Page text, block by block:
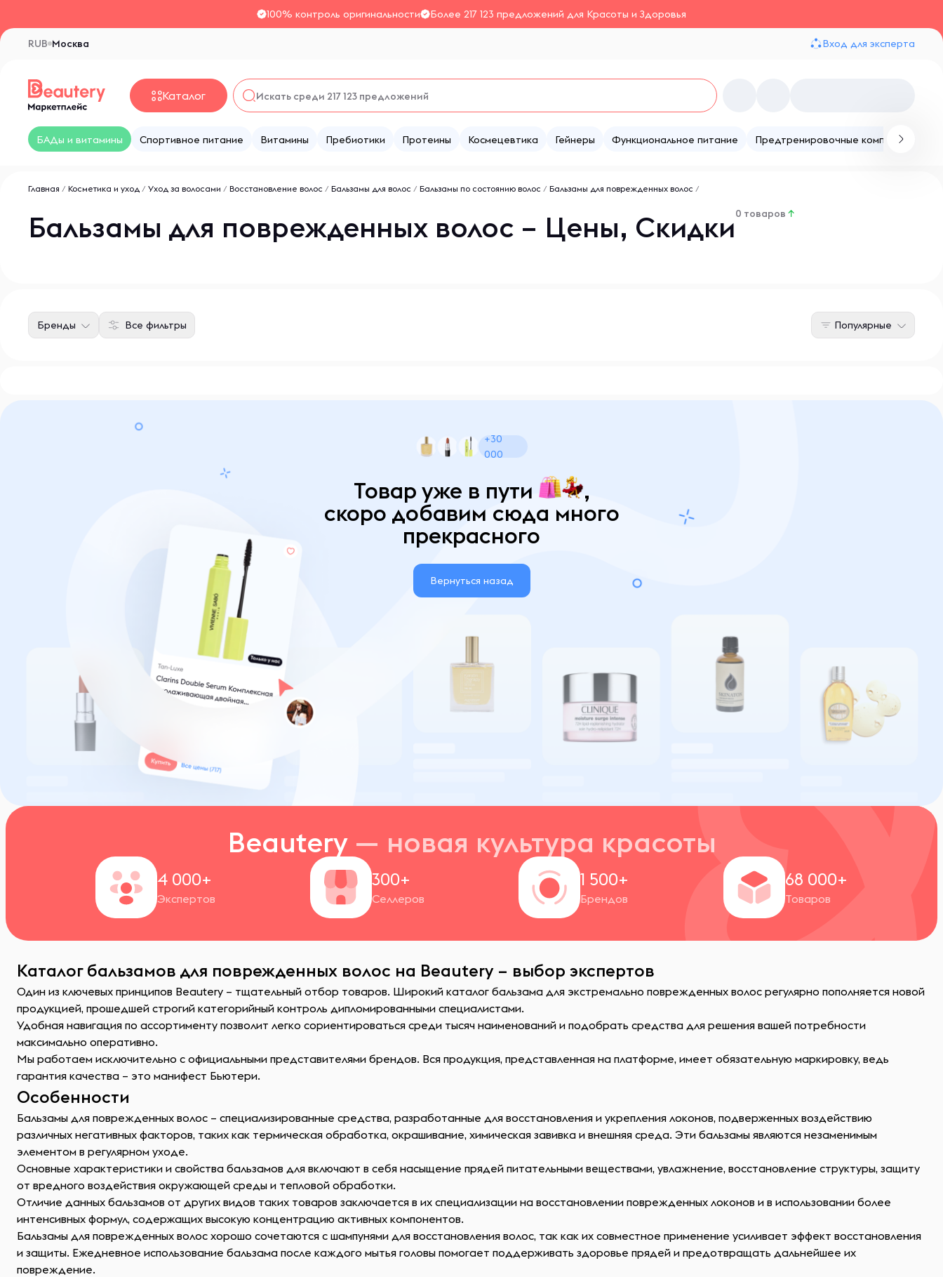
100% контроль оригинальности Более 217 123 предложений для Красоты и Здоровья
Москва
RUB Вход для эксперта
Каталог
БАДы и витамины Спортивное питание Витамины Пребиотики Протеины Космецевтика Гейнеры Функциональное питание Предтренировочные комплексы
Главная / Косметика и уход / Уход за волосами / Восстановление волос / Бальзамы для волос / Бальзамы по состоянию волос / Бальзамы для поврежденных волос /
Бальзамы для поврежденных волос – Цены, Скидки0 товаров ↑
Все фильтры
Бренды Популярные
+30
000
Товар уже в пути ,
скоро добавим сюда много
прекрасного
Вернуться назад
Beautery — новая культура красоты
4 000+
Экспертов
300+
Селлеров
1 500+
Брендов
68 000+
Товаров
Каталог бальзамов для поврежденных волос на Beautery – выбор экспертов
Один из ключевых принципов Beautery – тщательный отбор товаров. Широкий каталог бальзама для экстремально поврежденных волос регулярно пополняется новой
продукцией, прошедшей строгий категорийный контроль дипломированными специалистами.
Удобная навигация по ассортименту позволит легко сориентироваться среди тысяч наименований и подобрать средства для решения вашей потребности
максимально оперативно.
Мы работаем исключительно с официальными представителями брендов. Вся продукция, представленная на платформе, имеет обязательную маркировку, ведь
гарантия качества – это манифест Бьютери.
Особенности
Бальзамы для поврежденных волос – специализированные средства, разработанные для восстановления и укрепления локонов, подверженных воздействию
различных негативных факторов, таких как термическая обработка, окрашивание, химическая завивка и внешняя среда. Эти бальзамы являются незаменимым
элементом в регулярном уходе.
Основные характеристики и свойства бальзамов для включают в себя насыщение прядей питательными веществами, увлажнение, восстановление структуры, защиту
от вредного воздействия окружающей среды и тепловой обработки.
Отличие данных бальзамов от других видов таких товаров заключается в их специализации на восстановлении поврежденных локонов и в использовании более
интенсивных формул, содержащих высокую концентрацию активных компонентов.
Бальзамы для поврежденных волос хорошо сочетаются с шампунями для восстановления волос, так как их совместное применение усиливает эффект восстановления
и защиты. Ежедневное использование бальзама после каждого мытья головы помогает поддерживать здоровье прядей и предотвращать дальнейшее их
повреждение.